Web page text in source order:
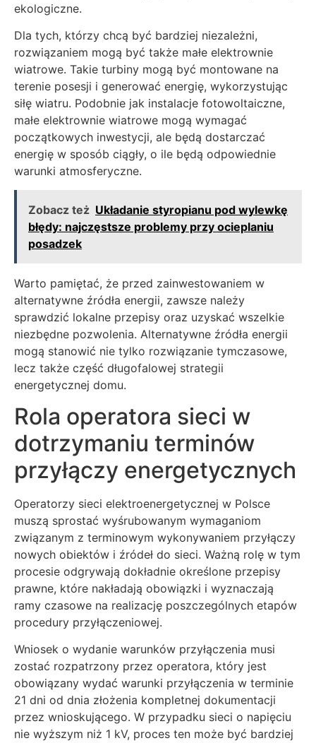
ekologiczne.
Dla tych, którzy chcą być bardziej niezależni,
rozwiązaniem mogą być także małe elektrownie
wiatrowe. Takie turbiny mogą być montowane na
terenie posesji i generować energię, wykorzystując
siłę wiatru. Podobnie jak instalacje fotowoltaiczne,
małe elektrownie wiatrowe mogą wymagać
początkowych inwestycji, ale będą dostarczać
energię w sposób ciągły, o ile będą odpowiednie
warunki atmosferyczne.
Zobacz też Układanie styropianu pod wylewkę
błędy: najczęstsze problemy przy ocieplaniu
posadzek
Warto pamiętać, że przed zainwestowaniem w
alternatywne źródła energii, zawsze należy
sprawdzić lokalne przepisy oraz uzyskać wszelkie
niezbędne pozwolenia. Alternatywne źródła energii
mogą stanowić nie tylko rozwiązanie tymczasowe,
lecz także część długofalowej strategii
energetycznej domu.
Rola operatora sieci w
dotrzymaniu terminów
przyłączy energetycznych
Operatorzy sieci elektroenergetycznej w Polsce
muszą sprostać wyśrubowanym wymaganiom
związanym z terminowym wykonywaniem przyłączy
nowych obiektów i źródeł do sieci. Ważną rolę w tym
procesie odgrywają dokładnie określone przepisy
prawne, które nakładają obowiązki i wyznaczają
ramy czasowe na realizację poszczególnych etapów
procedury przyłączeniowej.
Wniosek o wydanie warunków przyłączenia musi
zostać rozpatrzony przez operatora, który jest
obowiązany wydać warunki przyłączenia w terminie
21 dni od dnia złożenia kompletnej dokumentacji
przez wnioskującego. W przypadku sieci o napięciu
nie wyższym niż 1 kV, proces ten może być bardziej